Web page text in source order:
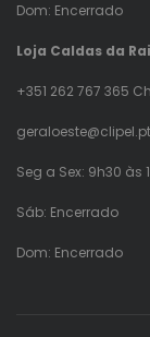
Dom: Encerrado
Loja Caldas da
+351 262 767 365
geraloeste@clipel.pt
Seg a Sex: 9h30 às
Sáb: Encerrado
Dom: Encerrado